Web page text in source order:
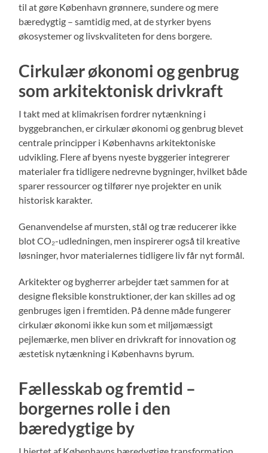
til at gøre København grønnere, sundere og mere
bæredygtig – samtidig med, at de styrker byens
økosystemer og livskvaliteten for dens borgere.
Cirkulær økonomi og genbrug
som arkitektonisk drivkraft
I takt med at klimakrisen fordrer nytænkning i
byggebranchen, er cirkulær økonomi og genbrug blevet
centrale principper i Københavns arkitektoniske
udvikling. Flere af byens nyeste byggerier integrerer
materialer fra tidligere nedrevne bygninger, hvilket både
sparer ressourcer og tilfører nye projekter en unik
historisk karakter.
Genanvendelse af mursten, stål og træ reducerer ikke
blot CO₂-udledningen, men inspirerer også til kreative
løsninger, hvor materialernes tidligere liv får nyt formål.
Arkitekter og bygherrer arbejder tæt sammen for at
designe fleksible konstruktioner, der kan skilles ad og
genbruges igen i fremtiden. På denne måde fungerer
cirkulær økonomi ikke kun som et miljømæssigt
pejlemærke, men bliver en drivkraft for innovation og
æstetisk nytænkning i Københavns byrum.
Fællesskab og fremtid –
borgernes rolle i den
bæredygtige by
I hjertet af Københavns bæredygtige transformation